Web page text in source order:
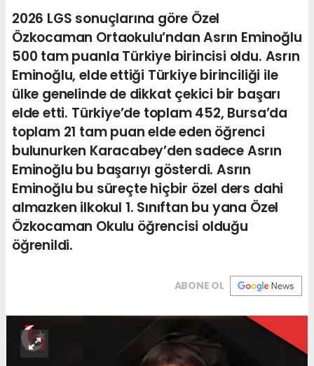
2026 LGS sonuçlarına göre Özel
Özkocaman Ortaokulu’ndan Asrın Eminoğlu
500 tam puanla Türkiye birincisi oldu. Asrın
Eminoğlu, elde ettiği Türkiye birinciliği ile
ülke genelinde de dikkat çekici bir başarı
elde etti. Türkiye’de toplam 452, Bursa’da
toplam 21 tam puan elde eden öğrenci
bulunurken Karacabey’den sadece Asrın
Eminoğlu bu başarıyı gösterdi. Asrın
Eminoğlu bu süreçte hiçbir özel ders dahi
almazken ilkokul 1. Sınıftan bu yana Özel
Özkocaman Okulu öğrencisi olduğu
öğrenildi.
ABONE OL